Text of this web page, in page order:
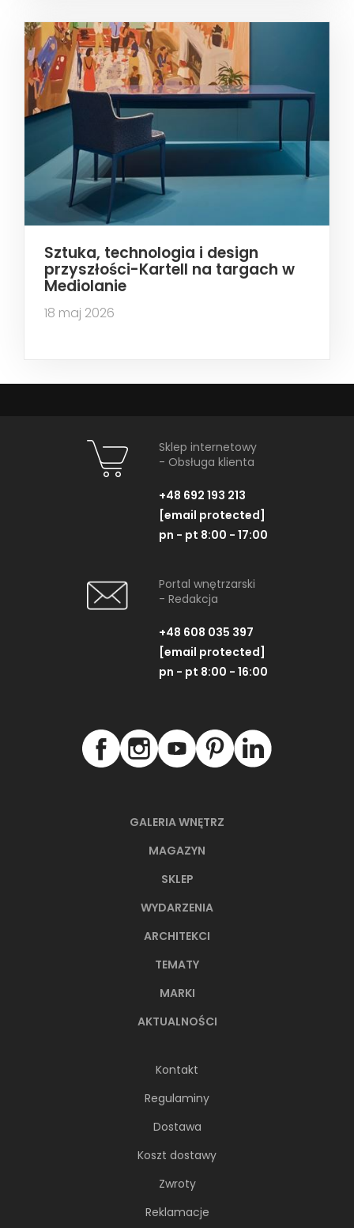
Sztuka, technologia i design
przyszłości-Kartell na targach w
Mediolanie
18 maj 2026
GALERIA WNĘTRZ
MAGAZYN
SKLEP
WYDARZENIA
ARCHITEKCI
TEMATY
MARKI
AKTUALNOŚCI
Kontakt
Regulaminy
Dostawa
Koszt dostawy
Zwroty
Reklamacje
Sklep internetowy
- Obsługa klienta
+48 692 193 213
[email protected]
pn - pt 8:00 - 17:00
Portal wnętrzarski
- Redakcja
+48 608 035 397
[email protected]
pn - pt 8:00 - 16:00